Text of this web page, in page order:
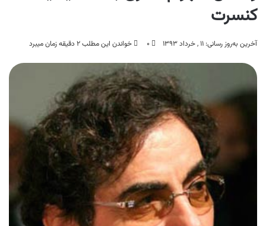
کنسرت
آخرین به‌روز رسانی: ۱۱ , خرداد ۱۳۹۳ ۰ خواندن این مطلب ۲ دقیقه زمان میبرد